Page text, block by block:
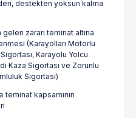
destekten yoksun kalma
zararı teminat altına
(Karayolları Motorlu
Karayolu Yolcu
Kaza Sigortası ve Zorunlu
Sigortası)
teminat kapsamının